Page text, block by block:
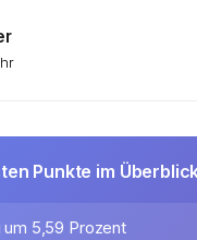
Punkte im
um 5,59 Prozent